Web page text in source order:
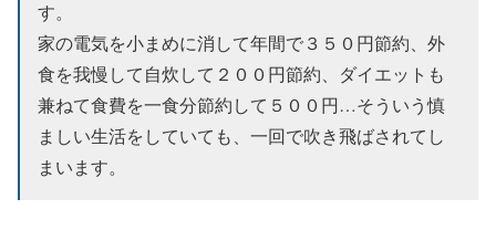
す。
家の電気を小まめに消して年間で３５０円節約、外
食を我慢して自炊して２００円節約、ダイエットも
兼ねて食費を一食分節約して５００円…そういう慎
ましい生活をしていても、一回で吹き飛ばされてし
まいます。